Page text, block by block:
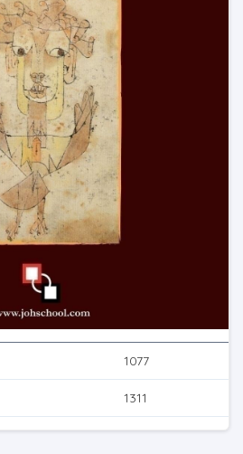
1077
1311